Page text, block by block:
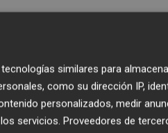
ha buscado mucho, al igual
concedidas al
similares para
como su dirección IP,
personalizados, medir
servicios. Proveedores de